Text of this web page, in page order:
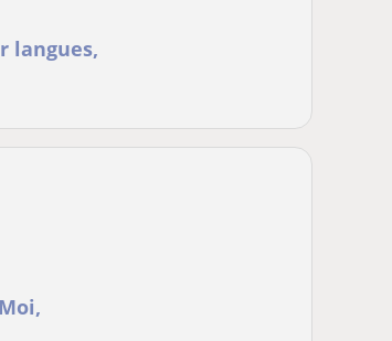
langues,